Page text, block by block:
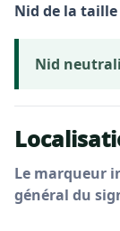
Nid de la taille
Nid
Le marqueur
général du